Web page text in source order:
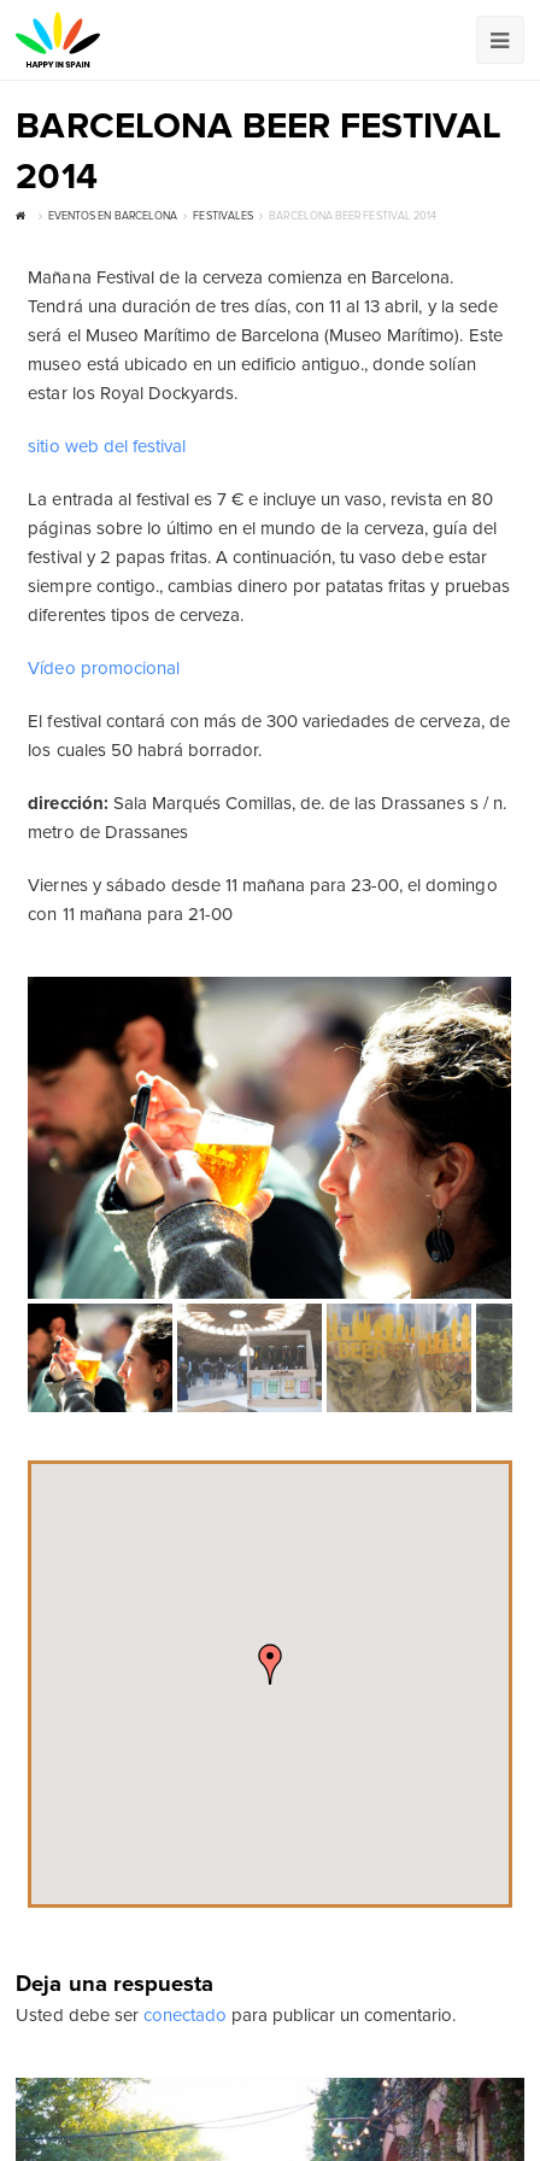
BARCELONA BEER FESTIVAL
2014
EVENTOS EN BARCELONA FESTIVALES BARCELONA BEER FESTIVAL 2014
Mañana Festival de la cerveza comienza en Barcelona.
Tendrá una duración de tres días, con 11 al 13 abril, y la sede
será el Museo Marítimo de Barcelona (Museo Marítimo). Este
museo está ubicado en un edificio antiguo., donde solían
estar los Royal Dockyards.
sitio web del festival
La entrada al festival es 7 € e incluye un vaso, revista en 80
páginas sobre lo último en el mundo de la cerveza, guía del
festival y 2 papas fritas. A continuación, tu vaso debe estar
siempre contigo., cambias dinero por patatas fritas y pruebas
diferentes tipos de cerveza.
Vídeo promocional
El festival contará con más de 300 variedades de cerveza, de
los cuales 50 habrá borrador.
dirección: Sala Marqués Comillas, de. de las Drassanes s / n.
metro de Drassanes
Viernes y sábado desde 11 mañana para 23-00, el domingo
con 11 mañana para 21-00
Deja una respuesta
Usted debe ser conectado para publicar un comentario.